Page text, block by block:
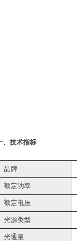
、技术指标
品牌
额定功率
额定电压
光源类型
光通量